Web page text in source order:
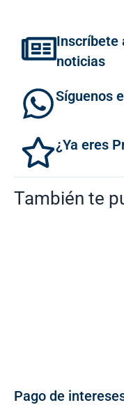
Inscríbete
noticias
Síguenos
¿Ya eres
También te
Pago de